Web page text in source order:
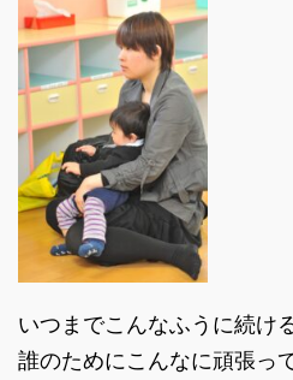
いつまでこんなふうに続け
誰のためにこんなに頑張っ